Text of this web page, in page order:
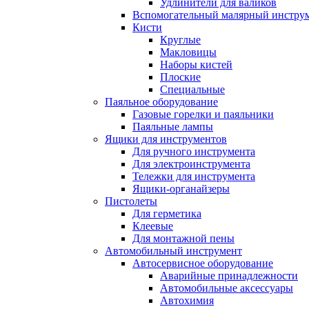
Удлинители для валиков
Вспомогательный малярный
Кисти
Круглые
Макловицы
Наборы кистей
Плоские
Специальные
Паяльное оборудование
Газовые горелки и паяльники
Паяльные лампы
Ящики для инструментов
Для ручного инструмента
Для электроинструмента
Тележки для инструмента
Ящики-органайзеры
Пистолеты
Для герметика
Клеевые
Для монтажной пены
Автомобильный инструмент
Автосервисное оборудование
Аварийные принадлежности
Автомобильные аксессуары
Автохимия